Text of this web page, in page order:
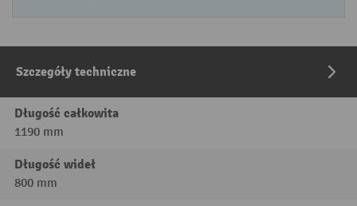
Szczegóły techniczne
Długość całkowita
1190 mm
Długość wideł
800 mm